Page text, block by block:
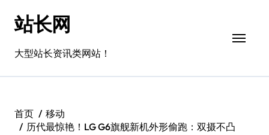
站长网
大型站长资讯类网站！
首页
移动
历代最惊艳！LG G6旗舰新机外形偷跑：双摄不凸